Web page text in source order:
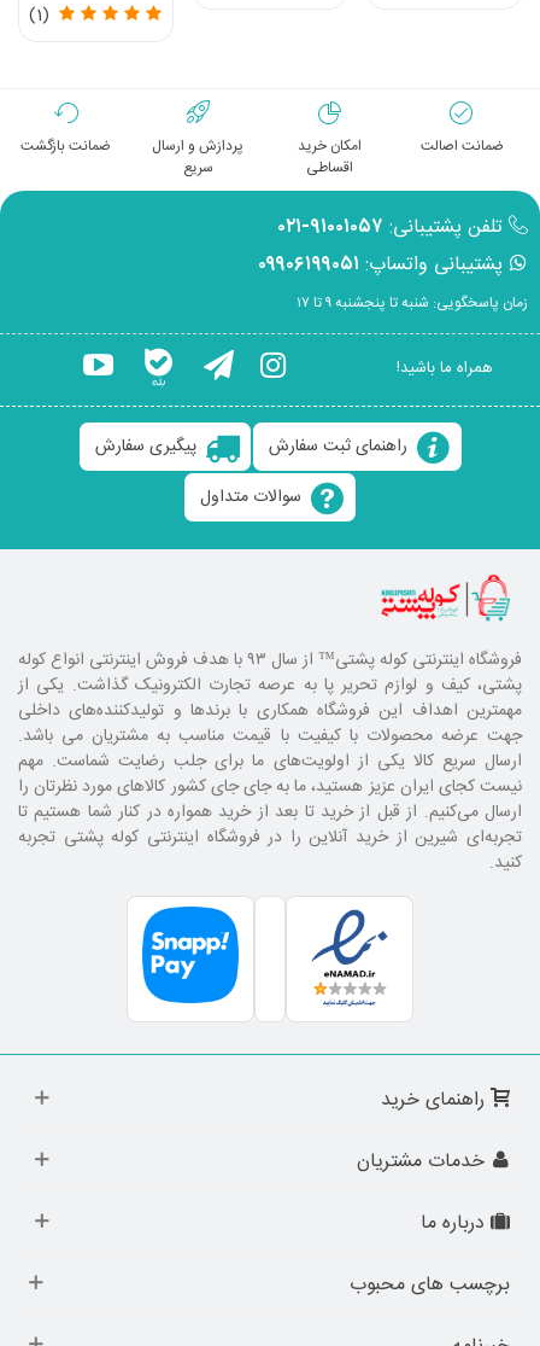
(1)
ضمانت اصالت
امکان خرید
اقساطی
پردازش و ارسال
سریع
ضمانت بازگشت
تلفن پشتیبانی: ۹۱۰۰۱۰۵۷-۰۲۱
پشتیبانی واتساپ: ۰۹۹۰۶۱۹۹۰۵۱
زمان پاسخگویی: شنبه تا پنجشنبه ۹ تا ۱۷
همراه ما باشید!
راهنمای ثبت سفارش
پیگیری سفارش
سوالات متداول
فروشگاه اینترنتی کوله پشتی
™ از سال ۹۳ با هدف فروش اینترنتی انواع کوله
پشتی، کیف و لوازم تحریر پا به عرصه تجارت الکترونیک گذاشت. یکی از
مهمترین اهداف این فروشگاه همکاری با برند‌ها و تولیدکننده‌های داخلی
جهت عرضه محصولات با کیفیت با قیمت مناسب به مشتریان می باشد.
ارسال سریع کالا یکی از اولویت‌های ما برای جلب رضایت شماست. مهم
نیست کجای ایران عزیز هستید، ما به جای جای کشور کالا‌های مورد نظرتان را
ارسال می‌کنیم. از قبل از خرید تا بعد از خرید همواره در کنار شما هستیم تا
تجربه‌ای شیرین از خرید آنلاین را در فروشگاه اینترنتی کوله پشتی تجربه
کنید.
راهنمای خرید
خدمات مشتریان
درباره ما
برچسب های محبوب